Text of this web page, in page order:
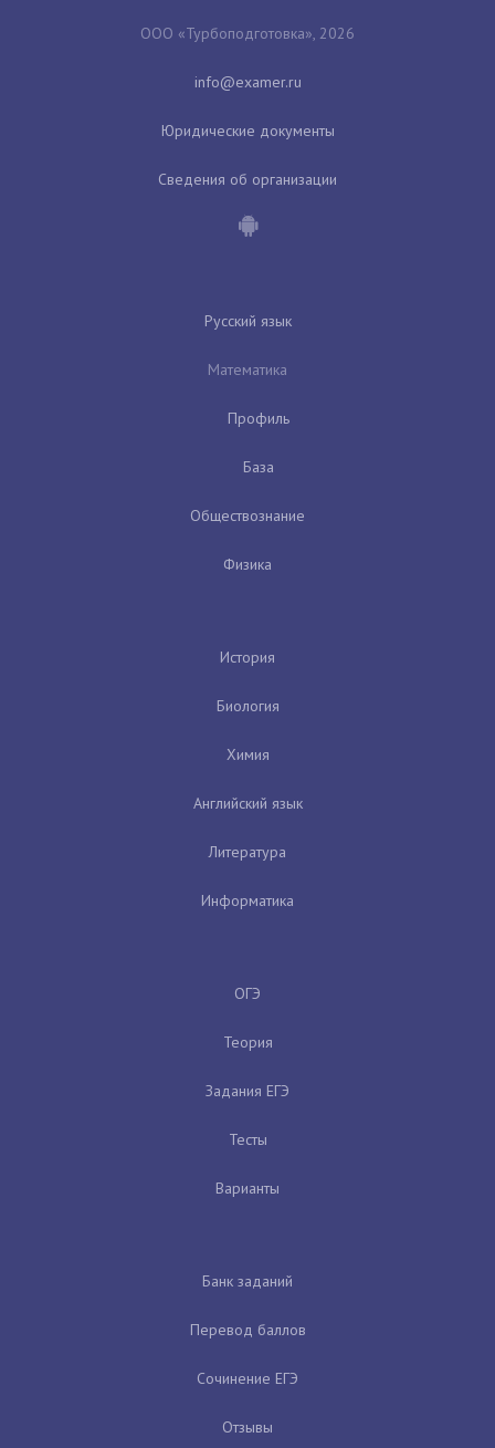
ООО «Турбоподготовка», 2026
Юридические документы
Сведения об организации
Русский язык
Математика
Профиль
База
Обществознание
Физика
История
Биология
Химия
Английский язык
Литература
Информатика
ОГЭ
Теория
Задания ЕГЭ
Тесты
Варианты
Банк заданий
Перевод баллов
Сочинение ЕГЭ
Отзывы